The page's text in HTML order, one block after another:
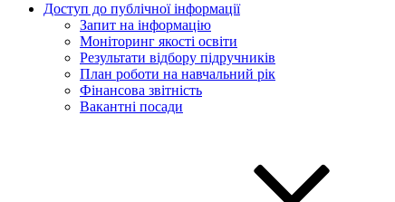
Доступ до публічної інформації
Запит на інформацію
Моніторинг якості освіти
Результати відбору підручників
План роботи на навчальний рік
Фінансова звітність
Вакантні посади